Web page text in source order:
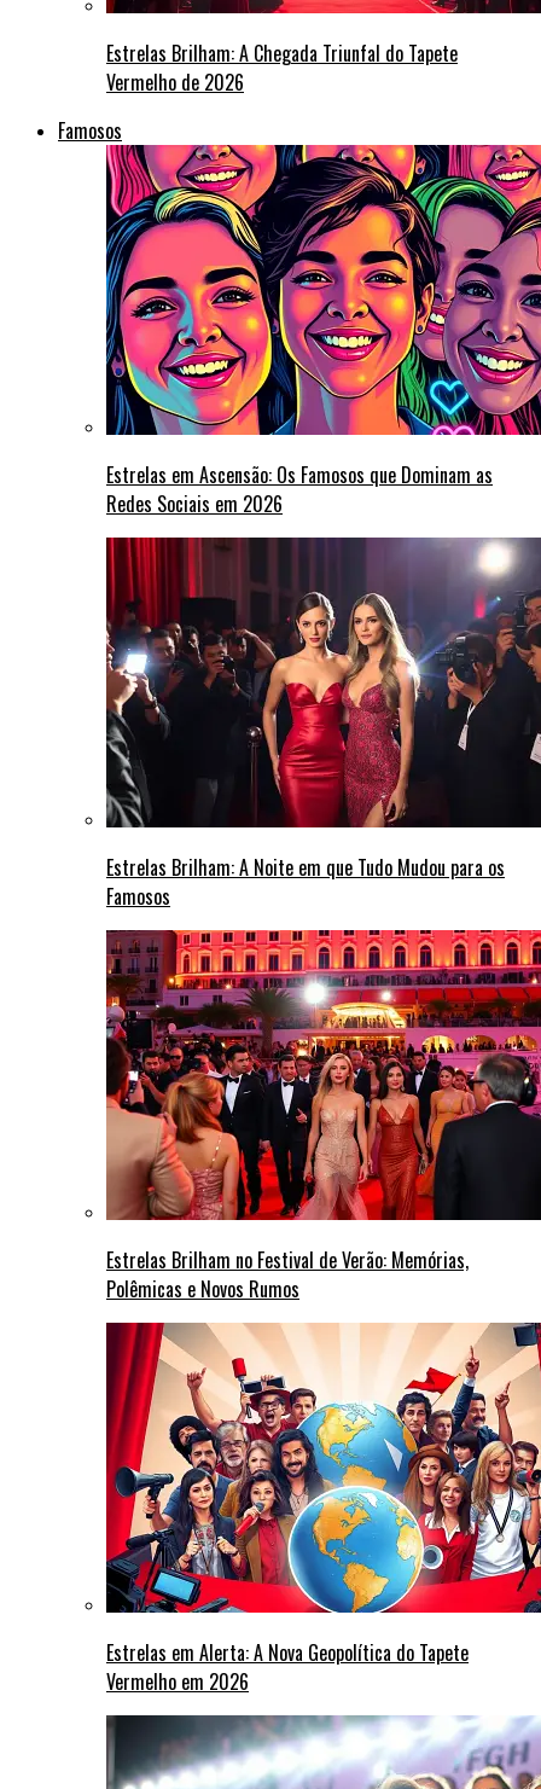
Estrelas Brilham: A Chegada Triunfal do Tapete
Vermelho de 2026
Famosos
Estrelas em Ascensão: Os Famosos que Dominam as
Redes Sociais em 2026
Estrelas Brilham: A Noite em que Tudo Mudou para os
Famosos
Estrelas Brilham no Festival de Verão: Memórias,
Polêmicas e Novos Rumos
Estrelas em Alerta: A Nova Geopolítica do Tapete
Vermelho em 2026